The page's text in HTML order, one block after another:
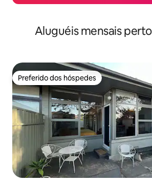
Aluguéis mensais
Preferido dos hóspedes
Preferido dos hóspedes